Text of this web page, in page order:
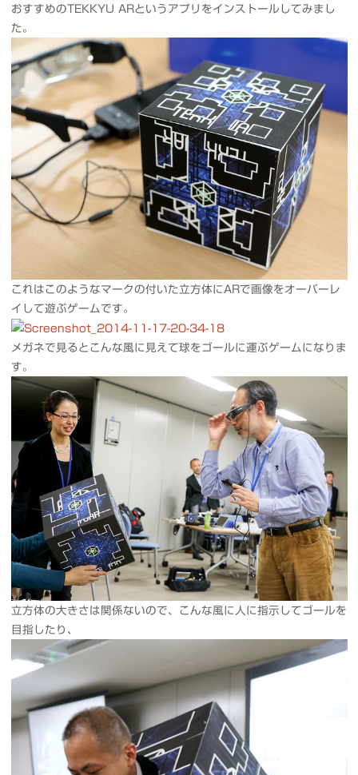
おすすめのTEKKYU ARというアプリをインストールしてみまし
た。
これはこのようなマークの付いた立方体にARで画像をオーバーレ
イして遊ぶゲームです。
メガネで見るとこんな風に見えて球をゴールに運ぶゲームになりま
す。
立方体の大きさは関係ないので、こんな風に人に指示してゴールを
目指したり、